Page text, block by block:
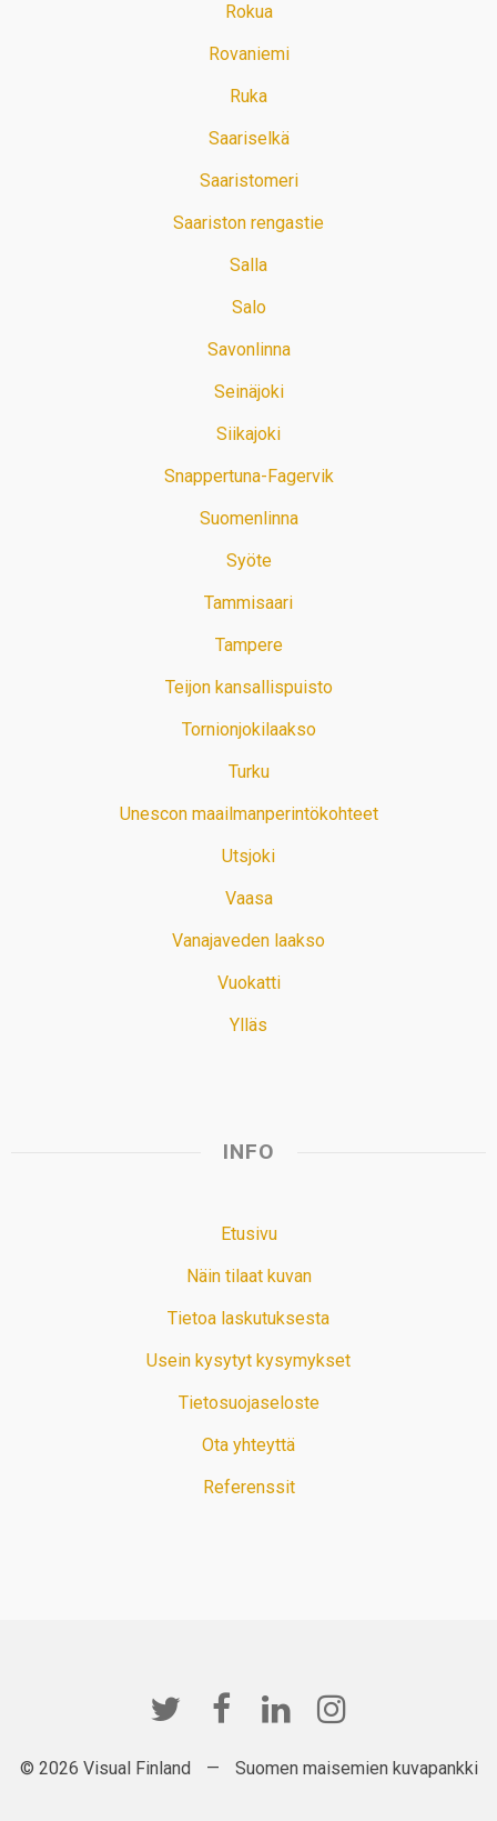
Rokua
Rovaniemi
Ruka
Saariselkä
Saaristomeri
Saariston rengastie
Salla
Salo
Savonlinna
Seinäjoki
Siikajoki
Snappertuna-Fagervik
Suomenlinna
Syöte
Tammisaari
Tampere
Teijon kansallispuisto
Tornionjokilaakso
Turku
Unescon maailmanperintökohteet
Utsjoki
Vaasa
Vanajaveden laakso
Vuokatti
Ylläs
INFO
Etusivu
Näin tilaat kuvan
Tietoa laskutuksesta
Usein kysytyt kysymykset
Tietosuojaseloste
Ota yhteyttä
Referenssit
© 2026 Visual Finland — Suomen maisemien kuvapankki